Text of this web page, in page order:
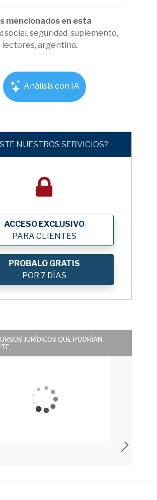
mencionados en esta
social, seguridad, suplemento,
lectores, argentina.
Análisis con IA
NUESTROS SERVICIOS?
ACCESO EXCLUSIVO
PARA CLIENTES
PROBALO GRATIS
POR 7 DÍAS
JURÍDICOS QUE PODRÍAN